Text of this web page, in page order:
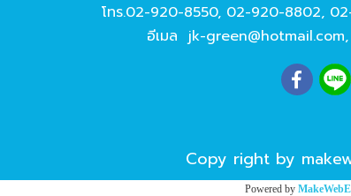
โทร.02-920-8550, 02-920-8802,
อีเมล jk-green@hotmail.com,
Copy right by
Powered by